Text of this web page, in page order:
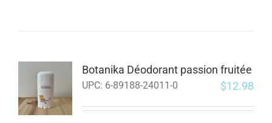
Botanika Déodorant passion fruitée
UPC: 6-89188-24011-0 $12.98